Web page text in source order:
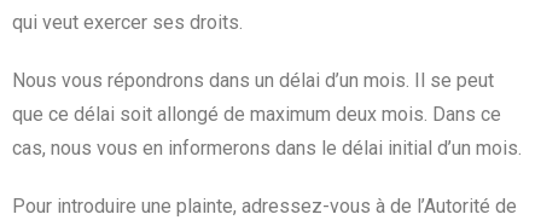
qui veut exercer ses droits.
Nous vous répondrons dans un délai d’un mois. Il se peut
que ce délai soit allongé de maximum deux mois. Dans ce
cas, nous vous en informerons dans le délai initial d’un mois.
Pour introduire une plainte, adressez-vous à de l’Autorité de